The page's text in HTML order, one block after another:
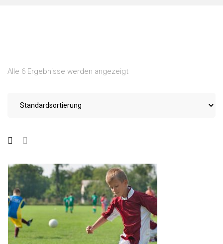
Alle 6 Ergebnisse werden angezeigt